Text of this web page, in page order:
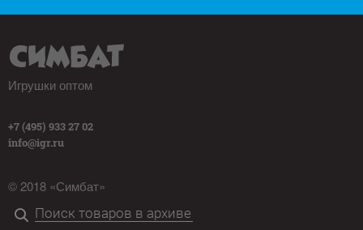
Игрушки оптом
+7 (495) 933 27 02
info@igr.ru
© 2018 «Симбат»